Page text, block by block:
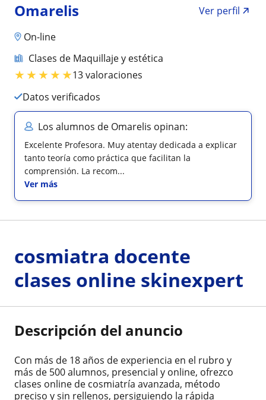
Omarelis
Ver perfil
On-line
Clases de Maquillaje y estética
★★★★★13 valoraciones
Datos verificados
Los alumnos de Omarelis opinan:
Excelente Profesora. Muy atentay dedicada a explicar
tanto teoría como práctica que facilitan la
comprensión. La recom...
Ver más
cosmiatra docente
clases online skinexpert
Descripción del anuncio
Con más de 18 años de experiencia en el rubro y
más de 500 alumnos, presencial y online, ofrezco
clases online de cosmiatría avanzada, método
preciso y sin rellenos, persiguiendo la rápida